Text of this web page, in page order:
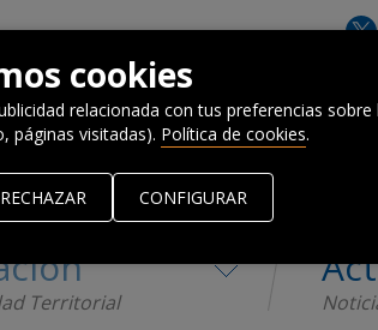
Territorial
cookies
relacionada con tus preferencias
páginas visitadas). Política de cookies.
CONFIGURAR
RECHAZAR